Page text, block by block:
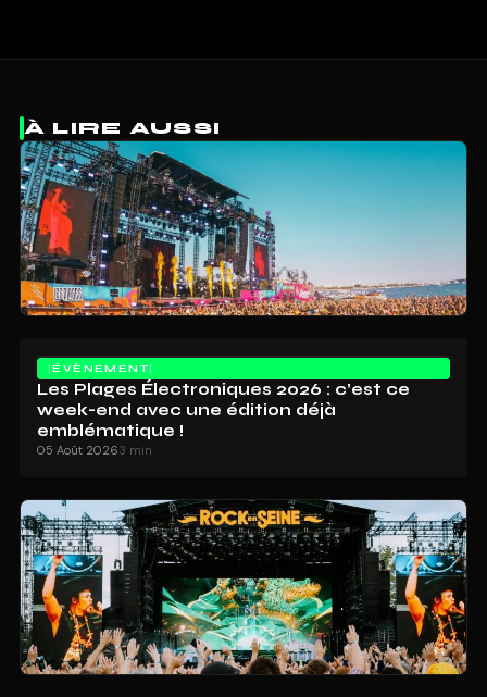
À LIRE AUSSI
ÉVÈNEMENT
Les Plages Électroniques 2026 : c’est ce
week-end avec une édition déjà
emblématique !
05 Août 20263 min